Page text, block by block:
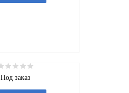
Под заказ